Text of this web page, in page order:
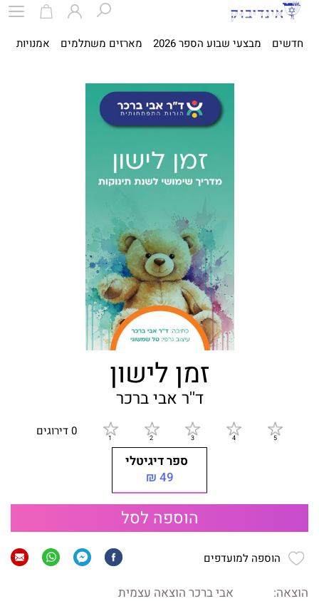
חדשים מבצעי שבוע הספר 2026 מארזים משתלמים אמנויות
זמן לישון
ד''ר אבי ברכר
0 דירוגים
ספר דיגיטלי
49 ₪
הוספה לסל
הוספה למועדפים
הוצאה:
אבי ברכר הוצאה עצמית